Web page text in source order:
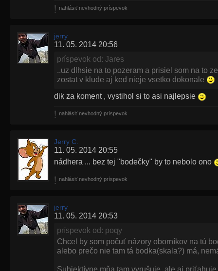
nahlásiť nevhodný príspevok
jerry
11. 05. 2014 20:56
príspevok od: Jares
..uz dlhsie na to pozeram a prisiel som na to
zostat v klude aj ked nieje vsetko dokonale
dik za koment , vystihol si to asi najlepsie
nahlásiť nevhodný príspevok
Jerry C.
11. 05. 2014 20:55
nádhera ... bez tej "bodečky" by to nebolo ono
nahlásiť nevhodný príspevok
jerry
11. 05. 2014 20:53
príspevok od: poqy
Chcel by som počuť názory oborníkov na tú
alebo prečo nie tam tá bodka(skala?) má,
Subjektívne mňa tam vyrušuje, ale aj